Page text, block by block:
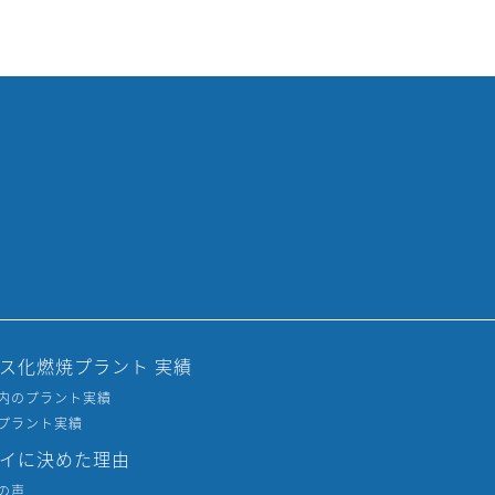
化燃焼プラント 実績
のプラント実績
ラント実績
に決めた理由
声